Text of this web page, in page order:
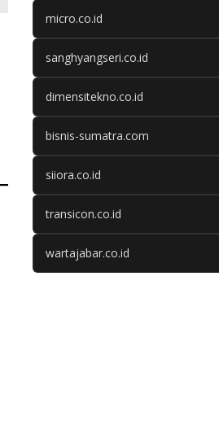
micro.co.id
sanghyangseri.co.id
dimensitekno.co.id
bisnis-sumatra.com
siiora.co.id
transicon.co.id
wartajabar.co.id